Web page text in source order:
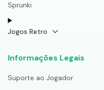
Sprunki
Jogos Retro
Informações Legais
Suporte ao Jogador